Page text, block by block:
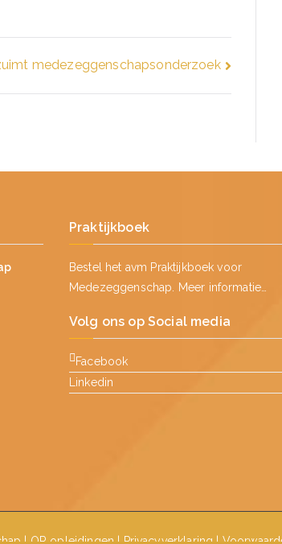
medezeggenschapsonderzoek
Praktijkboek
Bestel het avm Praktijkboek voor
Medezeggenschap.
Meer informatie…
Volg ons op Social media
Facebook
Linkedin
| OR opleidingen | Privacyverklaring |